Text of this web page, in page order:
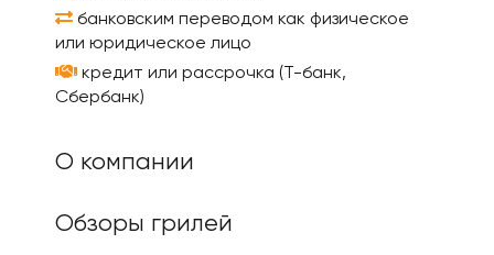
банковским переводом как физическое
или юридическое лицо
кредит или рассрочка (Т-банк,
Сбербанк)
О компании
Обзоры грилей